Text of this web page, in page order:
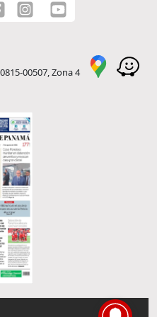
00507, Zona 4